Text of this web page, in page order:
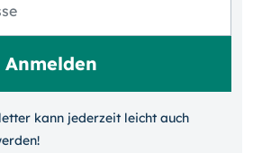
kann jeder­zeit leicht auch